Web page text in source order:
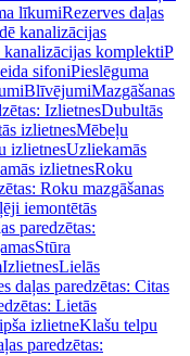
līkumiRezerves daļas
kanalizācijas
kanalizācijas komplektiP
sifoniPieslēguma
BlīvējumiMazgāšanas
IzlietnesDubultās
izlietnesMēbeļu
izlietnesUzliekamās
izlietnesRoku
Roku mazgāšanas
iemontētās
paredzētas:
Stūra
IzlietnesLielās
daļas paredzētas: Citas
Lietās
izlietneKlašu telpu
paredzētas: